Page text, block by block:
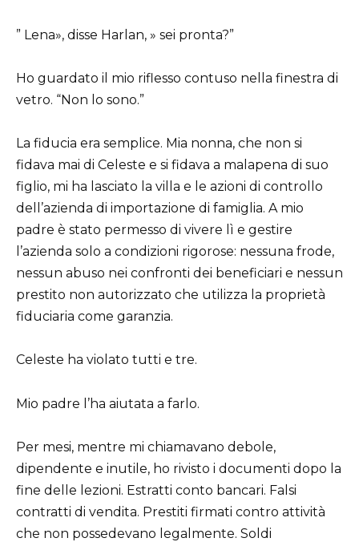
” Lena», disse Harlan, » sei pronta?”
Ho guardato il mio riflesso contuso nella finestra di
vetro. “Non lo sono.”
La fiducia era semplice. Mia nonna, che non si
fidava mai di Celeste e si fidava a malapena di suo
figlio, mi ha lasciato la villa e le azioni di controllo
dell’azienda di importazione di famiglia. A mio
padre è stato permesso di vivere lì e gestire
l’azienda solo a condizioni rigorose: nessuna frode,
nessun abuso nei confronti dei beneficiari e nessun
prestito non autorizzato che utilizza la proprietà
fiduciaria come garanzia.
Celeste ha violato tutti e tre.
Mio padre l’ha aiutata a farlo.
Per mesi, mentre mi chiamavano debole,
dipendente e inutile, ho rivisto i documenti dopo la
fine delle lezioni. Estratti conto bancari. Falsi
contratti di vendita. Prestiti firmati contro attività
che non possedevano legalmente. Soldi